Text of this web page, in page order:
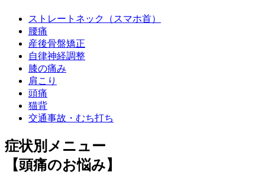
ストレートネック（スマホ首）
腰痛
産後骨盤矯正
自律神経調整
膝の痛み
肩こり
頭痛
猫背
交通事故・むち打ち
症状別メニュー
【頭痛のお悩み】